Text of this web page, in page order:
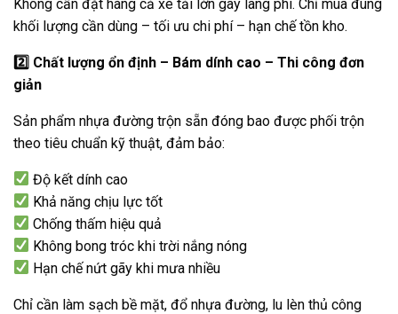
Không cần đặt hàng cả xe tải lớn gây lãng phí. Chỉ mua đúng
khối lượng cần dùng – tối ưu chi phí – hạn chế tồn kho.
2️ Chất lượng ổn định – Bám dính cao – Thi công đơn
giản
Sản phẩm nhựa đường trộn sẵn đóng bao được phối trộn
theo tiêu chuẩn kỹ thuật, đảm bảo:
Độ kết dính cao
Khả năng chịu lực tốt
Chống thấm hiệu quả
Không bong tróc khi trời nắng nóng
Hạn chế nứt gãy khi mưa nhiều
Chỉ cần làm sạch bề mặt, đổ nhựa đường, lu lèn thủ công